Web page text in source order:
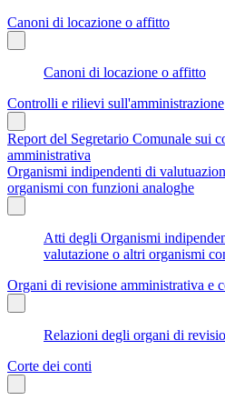
Canoni di locazione o affitto
Canoni di locazione o affitto
Controlli e rilievi sull'amministrazione
Report del Segretario Comunale sui
amministrativa
Organismi indipendenti di
organismi con funzioni analoghe
Atti degli Organismi
valutazione o altri organismi
Organi di revisione amministrativa e
Relazioni degli organi di
Corte dei conti